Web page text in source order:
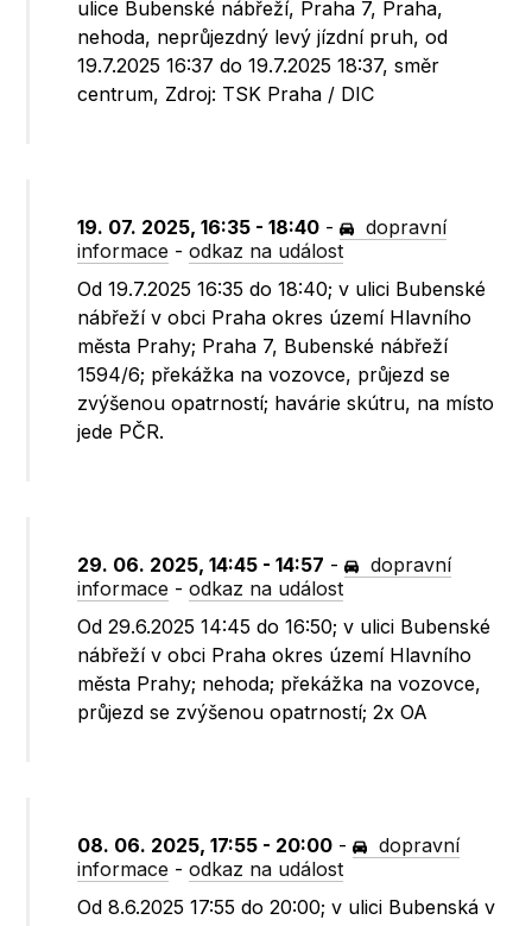
ulice Bubenské nábřeží, Praha 7, Praha,
nehoda, neprůjezdný levý jízdní pruh, od
19.7.2025 16:37 do 19.7.2025 18:37, směr
centrum, Zdroj: TSK Praha / DIC
19. 07. 2025, 16:35 - 18:40 -
dopravní
informace -odkaz na událost
Od 19.7.2025 16:35 do 18:40; v ulici Bubenské
nábřeží v obci Praha okres území Hlavního
města Prahy; Praha 7, Bubenské nábřeží
1594/6; překážka na vozovce, průjezd se
zvýšenou opatrností; havárie skútru, na místo
jede PČR.
29. 06. 2025, 14:45 - 14:57 -
dopravní
informace -odkaz na událost
Od 29.6.2025 14:45 do 16:50; v ulici Bubenské
nábřeží v obci Praha okres území Hlavního
města Prahy; nehoda; překážka na vozovce,
průjezd se zvýšenou opatrností; 2x OA
08. 06. 2025, 17:55 - 20:00 -
dopravní
informace -odkaz na událost
Od 8.6.2025 17:55 do 20:00; v ulici Bubenská v